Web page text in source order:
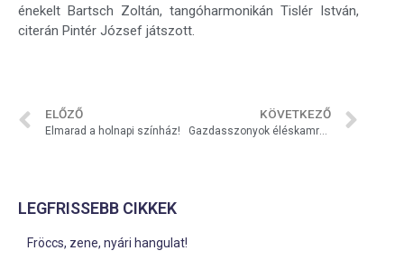
énekelt Bartsch Zoltán, tangóharmonikán Tislér István,
citerán Pintér József játszott.
ELŐZŐ
Elmarad a holnapi színház!
KÖVETKEZŐ
Gazdasszonyok éléskamrája
LEGFRISSEBB CIKKEK
Fröccs, zene, nyári hangulat!